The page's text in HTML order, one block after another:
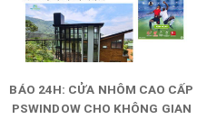
BÁO 24H: CỬA NHÔM CAO CẤP
PSWINDOW CHO KHÔNG GIAN